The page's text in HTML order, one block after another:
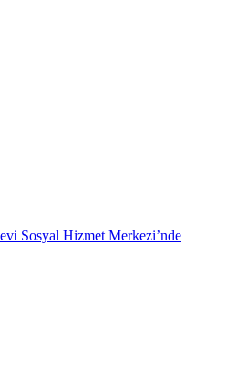
Sosyal Hizmet Merkezi’nde